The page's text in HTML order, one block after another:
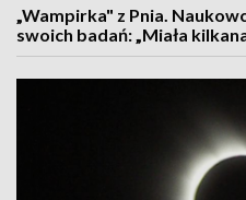
„Wampirka" z Pnia.
swoich badań: „Miała